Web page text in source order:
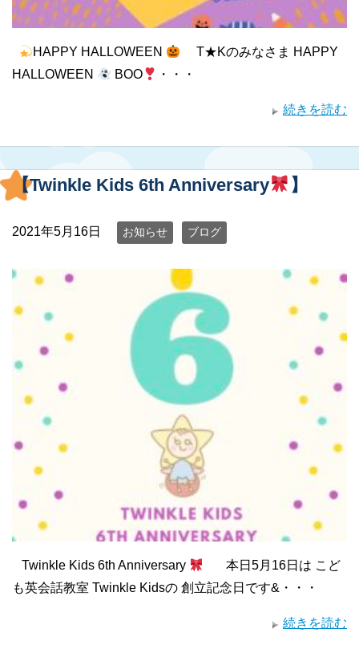
HAPPY HALLOWEEN
T★Kのみなさま HAPPY
HALLOWEEN
BOO ・・・
続きを読む
【Twinkle Kids 6th Anniversary 】
2021年5月16日 お知らせ ブログ
Twinkle Kids 6th Anniversary
本日5月16日は こど
も英会話教室 Twinkle Kidsの 創立記念日です&・・・
続きを読む